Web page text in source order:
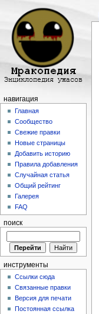
навигация
Главная
Сообщество
Свежие правки
Новые страницы
Добавить историю
Правила добавления
Случайная статья
Общий рейтинг
Галерея
FAQ
поиск
инструменты
Ссылки сюда
Связанные правки
Версия для печати
Постоянная ссылка